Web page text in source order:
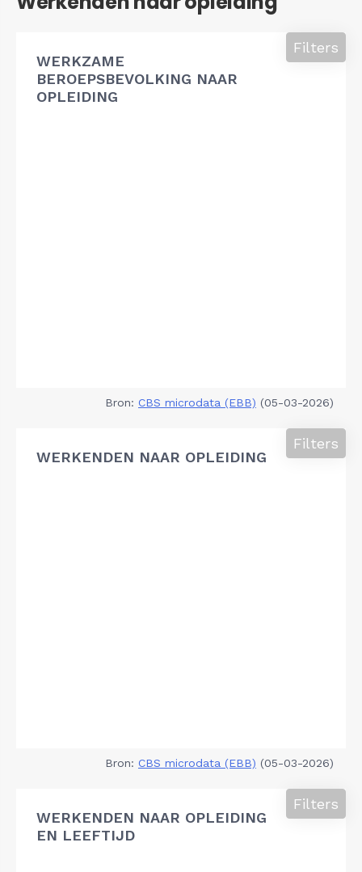
WERKZAME
BEROEPSBEVOLKING NAAR
OPLEIDING
Filters
Bron: CBS microdata (EBB) (05-03-2026)
WERKENDEN NAAR OPLEIDING
Filters
Bron: CBS microdata (EBB) (05-03-2026)
WERKENDEN NAAR OPLEIDING
EN LEEFTIJD
Filters